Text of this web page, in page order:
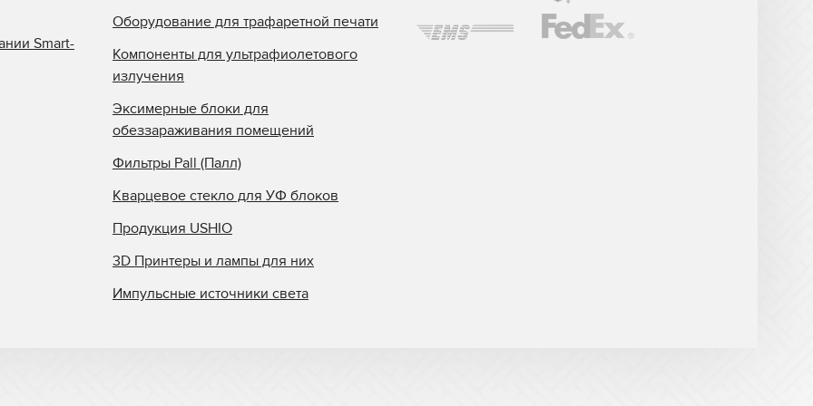
Smart-
Оборудование для трафаретной печати
Компоненты для ультрафиолетового
излучения
Эксимерные блоки для
обеззараживания помещений
Фильтры Pall (Палл)
Кварцевое стекло для УФ блоков
Продукция USHIO
3D Принтеры и лампы для них
Импульсные источники света